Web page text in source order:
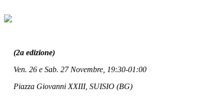
(2a edizione)
Ven. 26 e Sab. 27 Novembre, 19:30-01:00
Piazza Giovanni XXIII, SUISIO (BG)